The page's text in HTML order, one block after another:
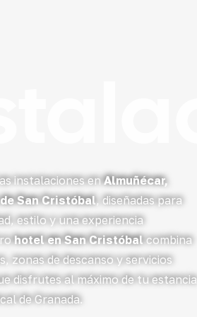
instalaciones enAlmuñécar,
San Cristóbal, diseñadas para
estilo y una experiencia
hotel en San Cristóbalcombina
zonas de descanso y servicios
disfrutes al máximo de tu estancia
de Granada.